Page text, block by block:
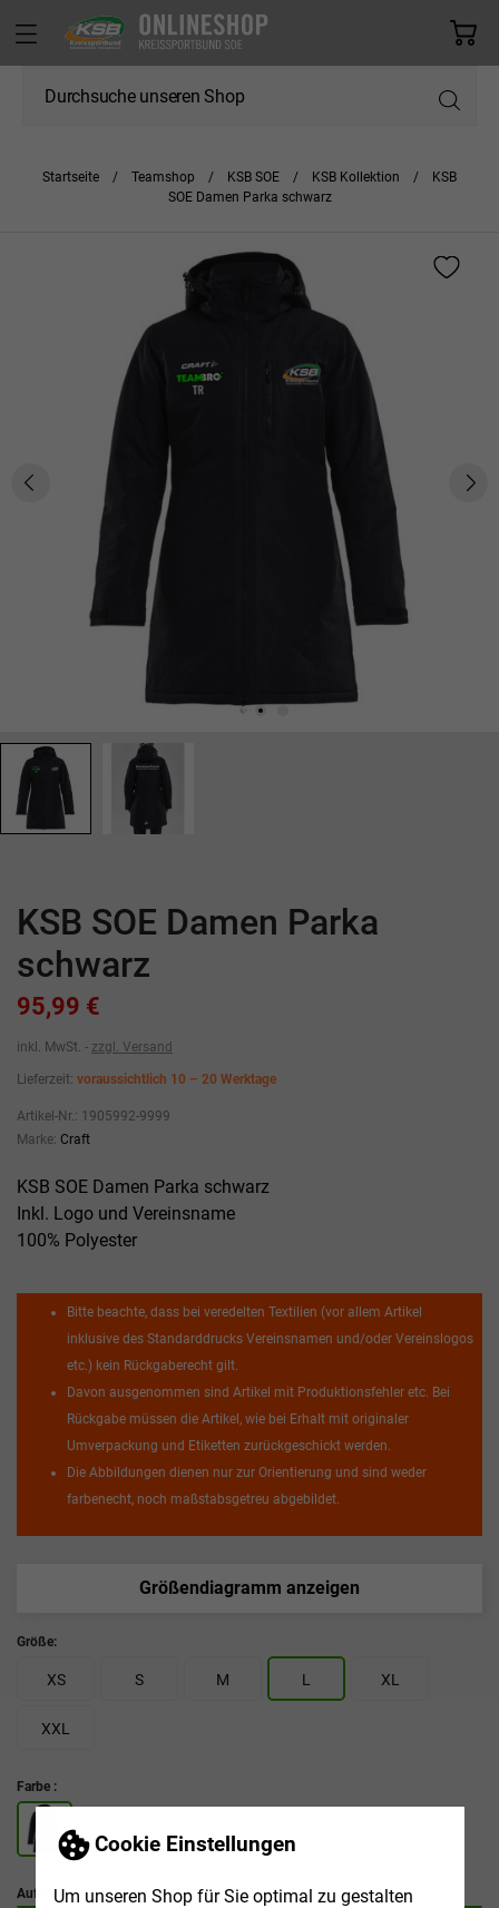
Cookie Einstellungen
Um unseren Shop für Sie optimal zu gestalten
Startseite Teamshop KSB SOE KSB Kollektion
KSB
SOE Damen Parka schwarz
KSB SOE Damen Parka
schwarz
95,99 €
inkl. MwSt. zzgl. Versand
Lieferzeit: voraussichtlich 10 – 20 Werktage
Artikel-Nr.: 1905992-9999
Marke: Craft
KSB SOE Damen Parka schwarz
Inkl. Logo und Vereinsname
100% Polyester
Bitte beachte, dass bei veredelten Textilien (vor allem Artikel
inklusive des Standarddrucks Vereinsnamen und/oder Vereinslogos
etc.) kein Rückgaberecht gilt.
Davon ausgenommen sind Artikel mit Produktionsfehler etc. Bei
Rückgabe müssen die Artikel, wie bei Erhalt mit originaler
Umverpackung und Etiketten zurückgeschickt werden.
Die Abbildungen dienen nur zur Orientierung und sind weder
farbenecht, noch maßstabsgetreu abgebildet.
Größendiagramm anzeigen
Größe:
XS S M L XL
XXL
Farbe :
Aufdruck: